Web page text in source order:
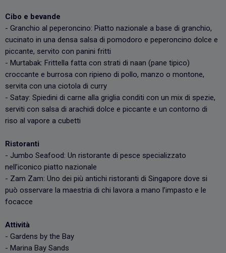
Cibo e bevande
- Granchio al peperoncino: Piatto nazionale a base di granchio,
cucinato in una densa salsa di pomodoro e peperoncino dolce e
piccante, servito con panini fritti
- Murtabak: Frittella fatta con strati di naan (pane tipico)
croccante e burrosa con ripieno di pollo, manzo o montone,
servita con una ciotola di curry
- Satay: Spiedini di carne alla griglia conditi con un mix di spezie,
serviti con salsa di arachidi dolce e piccante e un contorno di
riso al vapore a cubetti
Ristoranti
- Jumbo Seafood: Un ristorante di pesce specializzato
nell’iconico piatto nazionale
- Zam Zam: Uno dei più antichi ristoranti di Singapore dove si
può osservare la maestria di chi lavora a mano l’impasto e le
focacce
Attività
- Gardens by the Bay
- Marina Bay Sands